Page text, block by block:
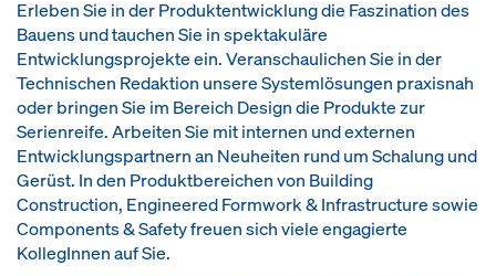
Erleben Sie in der Produktentwicklung die Faszination des
Bauens und tauchen Sie in spektakuläre
Entwicklungsprojekte ein. Veranschaulichen Sie in der
Technischen Redaktion unsere Systemlösungen praxisnah
oder bringen Sie im Bereich Design die Produkte zur
Serienreife. Arbeiten Sie mit internen und externen
Entwicklungspartnern an Neuheiten rund um Schalung und
Gerüst. In den Produktbereichen von Building
Construction, Engineered Formwork & Infrastructure sowie
Components & Safety freuen sich viele engagierte
KollegInnen auf Sie.